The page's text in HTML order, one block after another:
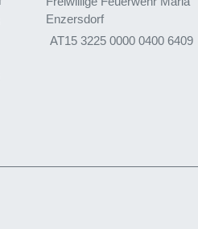
Enzersdorf
AT15 3225 0000 0400 6409